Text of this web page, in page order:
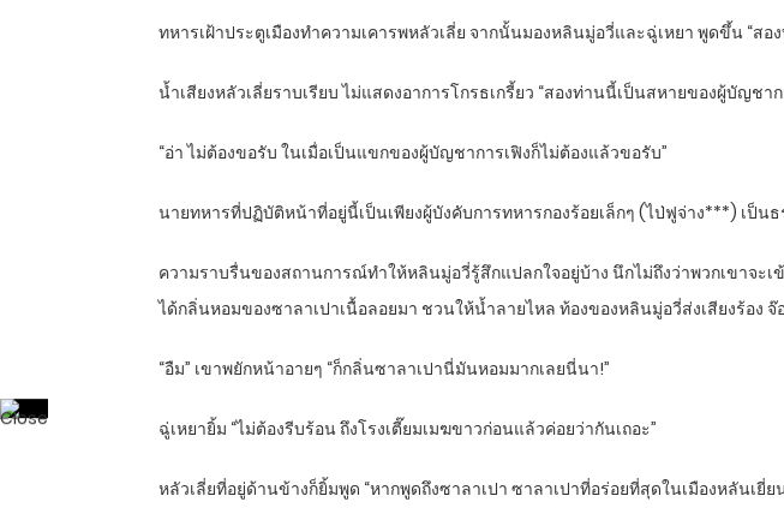
ทหารเฝ้าประตูเมืองทำความเคารพหลัวเลี่ย จากนั้นมองหลินมู่อวี่และฉู่เหยา พูดขึ้น “ส
น้ำเสียงหลัวเลี่ยราบเรียบ ไม่แสดงอาการโกรธเกรี้ยว “สองท่านนี้เป็นสหายของผู้บัญชา
“อ่า ไม่ต้องขอรับ ในเมื่อเป็นแขกของผู้บัญชาการเฟิงก็ไม่ต้องแล้วขอรับ”
นายทหารที่ปฏิบัติหน้าที่อยู่นี้เป็นเพียงผู้บังคับการทหารกองร้อยเล็กๆ (ไป่ฟูจ่าง***) เป็น
ความราบรื่นของสถานการณ์ทำให้หลินมู่อวี่รู้สึกแปลกใจอยู่บ้าง นึกไม่ถึงว่าพวกเขาจะ
ได้กลิ่นหอมของซาลาเปาเนื้อลอยมา ชวนให้น้ำลายไหล ท้องของหลินมู่อวี่ส่งเสียงร้อง จ๊
“อืม” เขาพยักหน้าอายๆ “ก็กลิ่นซาลาเปานี่มันหอมมากเลยนี่นา!”
ฉู่เหยายิ้ม “ไม่ต้องรีบร้อน ถึงโรงเตี๊ยมเมฆขาวก่อนแล้วค่อยว่ากันเถอะ”
หลัวเลี่ยที่อยู่ด้านข้างก็ยิ้มพูด “หากพูดถึงซาลาเปา ซาลาเปาที่อร่อยที่สุดในเมืองหลันเยี่